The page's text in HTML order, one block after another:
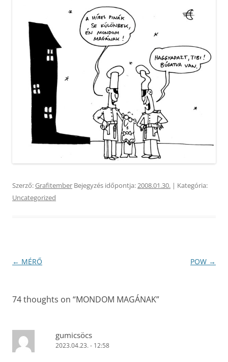
Szerző:Grafitember Bejegyzés időpontja:2008.01.30. | Kategória:
Uncategorized
Bejegyzés
← MÉRŐ POW →
74 thoughts on “MONDOM MAGÁNAK”
gumicsöcs
2023.04.23. - 12:58